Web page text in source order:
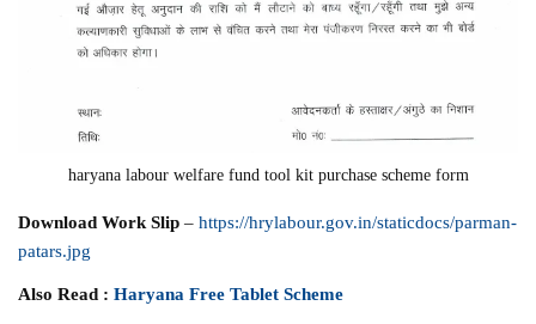
haryana labour welfare fund tool kit purchase scheme form
Download Work Slip –https://hrylabour.gov.in/staticdocs/parman-
patars.jpg
Also Read :Haryana Free Tablet Scheme